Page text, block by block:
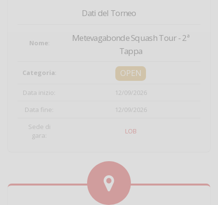
Dati del Torneo
Nome:
Metevagabonde Squash Tour - 2ª
Tappa
Categoria: OPEN
Data inizio:
12/09/2026
Data fine:
12/09/2026
Sede di
gara:
LOB